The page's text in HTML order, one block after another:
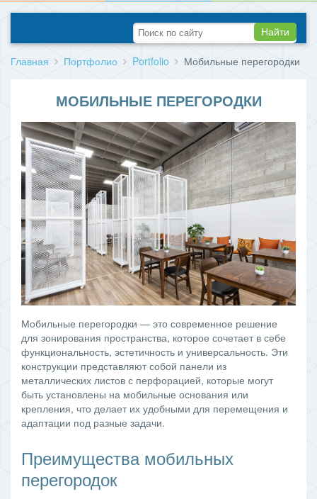
Найти
Главная Портфолио Portfolio Мобильные перегородки
МОБИЛЬНЫЕ ПЕРЕГОРОДКИ
Мобильные перегородки — это современное решение
для зонирования пространства, которое сочетает в себе
функциональность, эстетичность и универсальность. Эти
конструкции представляют собой панели из
металлических листов с перфорацией, которые могут
быть установлены на мобильные основания или
крепления, что делает их удобными для перемещения и
адаптации под разные задачи.
Преимущества мобильных
перегородок